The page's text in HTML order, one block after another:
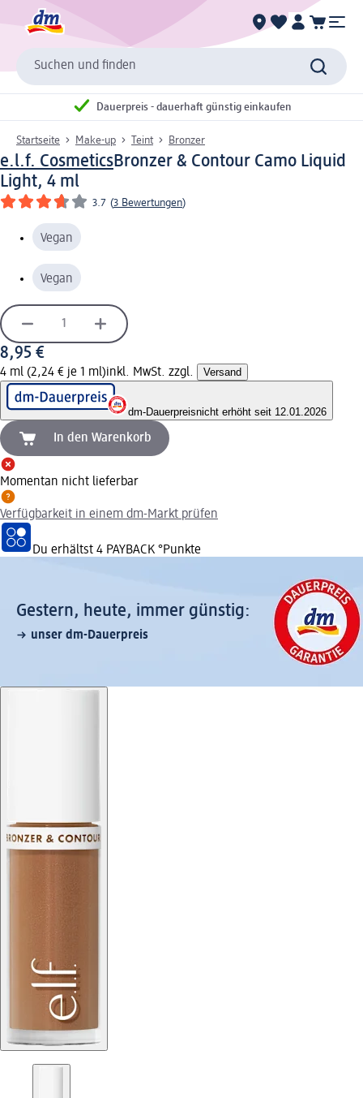
Suchen und finden
Dauerpreis - dauerhaft günstig einkaufen
Startseite Make-up Teint Bronzer
e.l.f. CosmeticsBronzer & Contour Camo Liquid
Light, 4 ml
3.7 (3 Bewertungen)
Vegan
Vegan
8,95 €
4 ml (2,24 € je 1 ml)inkl. MwSt. zzgl. Versand
dm-Dauerpreisnicht erhöht seit 12.01.2026
In den Warenkorb
Momentan nicht lieferbar
Verfügbarkeit in einem dm-Markt prüfen
Du erhältst 4 PAYBACK °Punkte
Gestern, heute, immer günstig:
unser dm-Dauerpreis